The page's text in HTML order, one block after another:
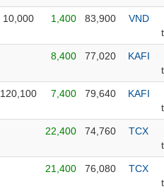
10,000 1,400 83,900
VND
8,400 77,020
KAFI
120,100 7,400 79,640
KAFI
22,400 74,760
TCX
21,400 76,080
TCX